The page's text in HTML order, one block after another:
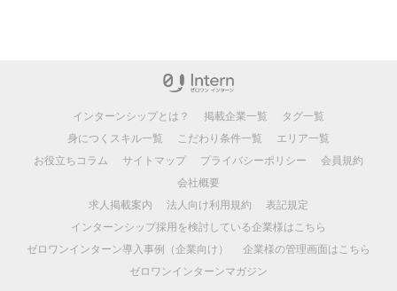
インターンシップとは？ 掲載企業一覧
タグ一覧
身につくスキル一覧
こだわり条件一覧
エリア一覧
お役立ちコラム
サイトマップ プライバシーポリシー
会員規約
会社概要
求人掲載案内
法人向け利用規約
表記規定
インターンシップ採用を検討している企業様はこちら
ゼロワンインターン導入事例（企業向け）
企業様の管理画面はこちら
ゼロワンインターンマガジン